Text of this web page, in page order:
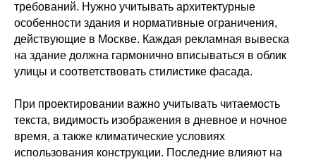
требований. Нужно учитывать архитектурные
особенности здания и нормативные ограничения,
действующие в Москве. Каждая рекламная вывеска
на здание должна гармонично вписываться в облик
улицы и соответствовать стилистике фасада.
При проектировании важно учитывать читаемость
текста, видимость изображения в дневное и ночное
время, а также климатические условиях
использования конструкции. Последние влияют на